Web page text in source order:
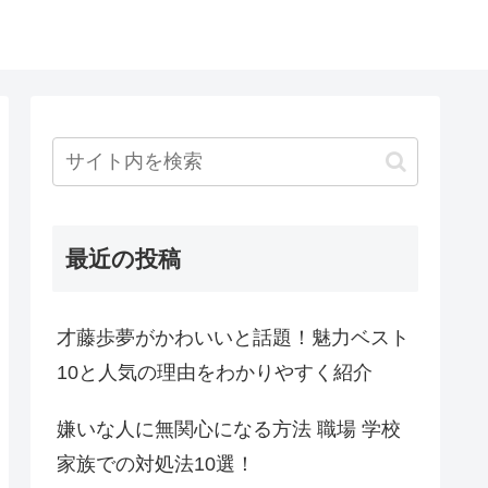
最近の投稿
才藤歩夢がかわいいと話題！魅力ベスト
10と人気の理由をわかりやすく紹介
嫌いな人に無関心になる方法 職場 学校
家族での対処法10選！